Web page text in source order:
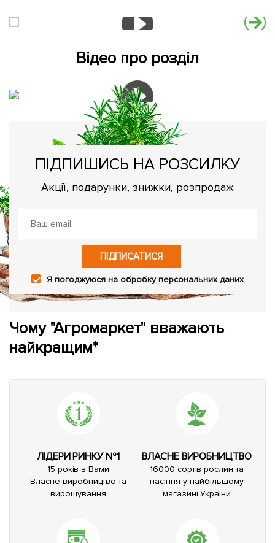
Відео про розділ
ПІДПИШИСЬ НА РОЗСИЛКУ
Акції, подарунки, знижки, розпродаж
ПІДПИСАТИСЯ
Япогоджуюсяна обробку персональних даних
Чому "Агромаркет" вважають
найкращим*
ЛІДЕРИ РИНКУ №1
15 років з Вами
Власне виробництво та
вирощування
ВЛАСНЕ ВИРОБНИЦТВО
16000 сортів рослин та
насіння у найбільшому
магазині України